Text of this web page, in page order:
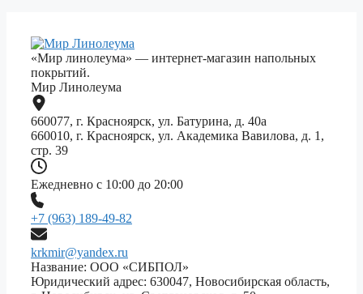
«Мир линолеума» — интернет-магазин напольных
покрытий.
Мир Линолеума
660077, г. Красноярск, ул. Батурина, д. 40а
660010, г. Красноярск, ул. Академика Вавилова, д. 1,
стр. 39
Ежедневно с 10:00 до 20:00
+7 (963) 189-49-82
krkmir@yandex.ru
Название: ООО «СИБПОЛ»
Юридический адрес: 630047, Новосибирская область,